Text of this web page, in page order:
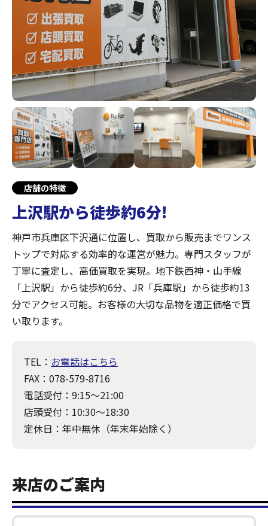
店舗の特徴
上沢駅から徒歩約6分!
神戸市兵庫区下沢通に位置し、買取から販売までワンス
トップで対応する効率的な運営が魅力。専門スタッフが
丁寧に査定し、高価買取を実現。地下鉄西神・山手線
「上沢駅」から徒歩約6分、JR「兵庫駅」から徒歩約13
分でアクセス可能。お客様の大切な品物を適正価格で買
い取ります。
TEL： お電話はこちら
FAX：078-579-8716
電話受付：9:15～21:00
店頭受付：10:30～18:30
定休日：年中無休（年末年始除く）
来店のご案内